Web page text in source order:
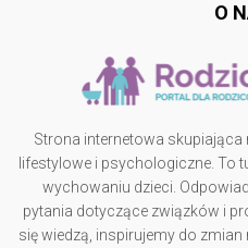
O
Strona internetowa skupiająca
lifestylowe i psychologiczne. To
wychowaniu dzieci.
pytania dotyczące związków i
się wiedzą, inspirujemy do